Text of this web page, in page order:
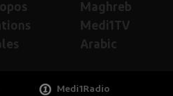
Maghreb
Medi1TV
Arabic
Medi1Radio